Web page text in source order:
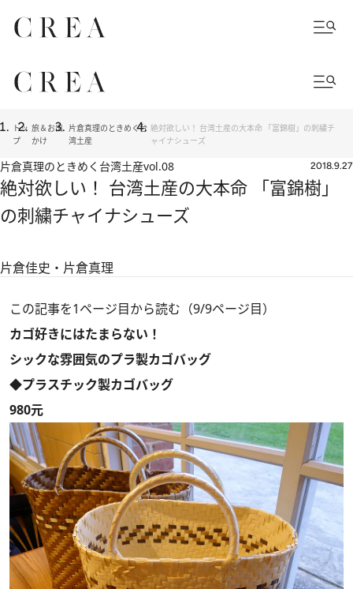
トッ
プ
旅＆お出
かけ
片倉真理のときめく台
湾土産
絶対欲しい！ 台湾土産の大本命 「富錦樹」の刺繍チ
ャイナシューズ
片倉真理のときめく台湾土産vol.08 2018.9.27
絶対欲しい！ 台湾土産の大本命 「富錦樹」
の刺繍チャイナシューズ
片倉佳史・片倉真理
この記事を1ページ目から読む（9/9ページ目）
カゴ好きにはたまらない！
シックな雰囲気のプラ製カゴバッグ
◆プラスチック製カゴバッグ
980元